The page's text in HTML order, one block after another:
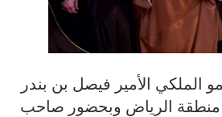
الأمير فيصل بن بندر
منطقة الرياض وبحضور صاحب